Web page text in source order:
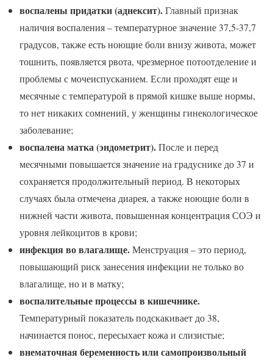
воспалены придатки (аднексит).Главный признак
наличия воспаления – температурное значение 37,5-37,7
градусов, также есть ноющие боли внизу живота, может
тошнить, появляется рвота, чрезмерное потоотделение и
проблемы с мочеиспусканием. Если проходят еще и
месячные с температурой в прямой кишке выше нормы,
то нет никаких сомнений, у женщины гинекологическое
заболевание;
воспалена матка (эндометрит).После и перед
месячными повышается значение на градуснике до 37 и
сохраняется продолжительный период. В некоторых
случаях была отмечена диарея, а также ноющие боли в
нижней части живота, повышенная концентрация СОЭ и
уровня лейкоцитов в крови;
инфекция во влагалище.Менструация – это период,
повышающий риск занесения инфекции не только во
влагалище, но и в матку;
воспалительные процессы в кишечнике.
Температурный показатель подскакивает до 38,
начинается понос, пересыхает кожа и слизистые;
внематочная беременность или самопроизвольный